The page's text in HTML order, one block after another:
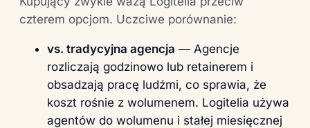
czterem opcjom. Uczciwe porównanie:
vs. tradycyjna agencja — Agencje
rozliczają godzinowo lub retainerem i
obsadzają pracę ludźmi, co sprawia, że
koszt rośnie z wolumenem. Logitelia używa
agentów do wolumenu i stałej miesięcznej